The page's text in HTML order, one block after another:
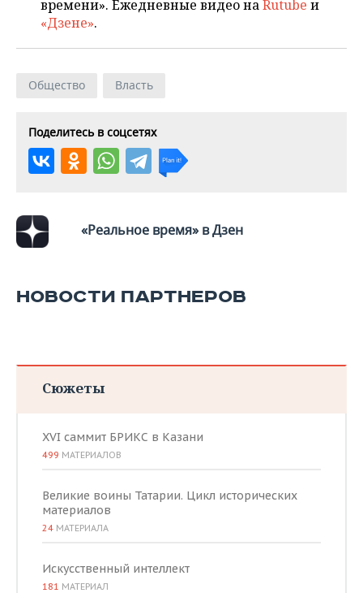
ОТКРЫТАЯ ЛЕКЦИЯ
БАСКЕТБОЛ
ФИГУРНОЕ КАТАНИЕ
ХОККЕЙ С МЯЧОМ
ИНФРАСТРУКТУРА
МЕДИЦИНА
ПРОИСШЕСТВИЯ
СПРАВОЧНИК
времени». Ежедневные видео наRutube и
«Дзене».
Общество Власть
Поделитесь в соцсетях
«Реальное время» в Дзен
НОВОСТИ ПАРТНЕРОВ
Сюжеты
XVI саммит БРИКС в Казани
499 МАТЕРИАЛОВ
Великие воины Татарии. Цикл исторических
материалов
24 МАТЕРИАЛА
Искусственный интеллект
181 МАТЕРИАЛ